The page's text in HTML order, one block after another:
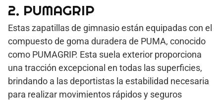
2. PUMAGRIP
Estas zapatillas de gimnasio están equipadas con el
compuesto de goma duradera de PUMA, conocido
como PUMAGRIP. Esta suela exterior proporciona
una tracción excepcional en todas las superficies,
brindando a las deportistas la estabilidad necesaria
para realizar movimientos rápidos y seguros